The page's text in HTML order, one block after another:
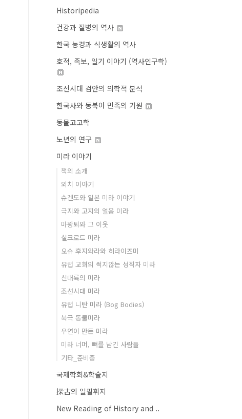
Historipedia
건강과 질병의 역사
한국 농경과 식생활의 역사
호적, 족보, 일기 이야기 (역사인구학)
조선시대 검안의 의학적 분석
한국사와 동북아 민족의 기원
동물고고학
노년의 연구
미라 이야기
책의 소개
외치 이야기
슈겐도와 일본 미라 이야기
극지와 고지의 얼음 미라
마왕퇴와 그 이웃
실크로드 미라
오슈 후지와라와 히라이즈미
유럽 교회의 썩지않는 성직자 미라
신대륙의 미라
조선시대 미라
유럽 니탄 미라 (Bog Bodies)
북극 동물미라
우연이 만든 미라
미라 너머, 뼈를 남긴 사람들
기타_준비중
국제학회&학술지
探古의 일필휘지
New Reading of History and ..